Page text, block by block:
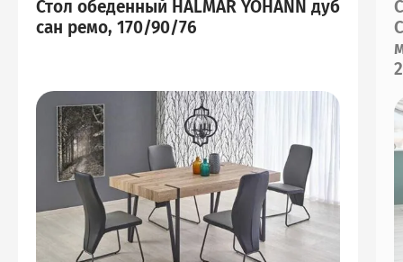
Стол обеденный HALMAR YOHANN дуб
сан ремо, 170/90/76